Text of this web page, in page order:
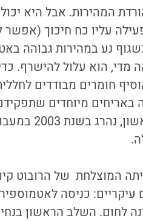
המהירות. אבל היא
עליו כח חיכוך
נע במהירות גבוהה
מדי, הוא עלול להישרף.
חומרים מבודדים
באריחים מיוחדים
החללית. אילן רמון,
כניסה
לחום. השלב הראשון